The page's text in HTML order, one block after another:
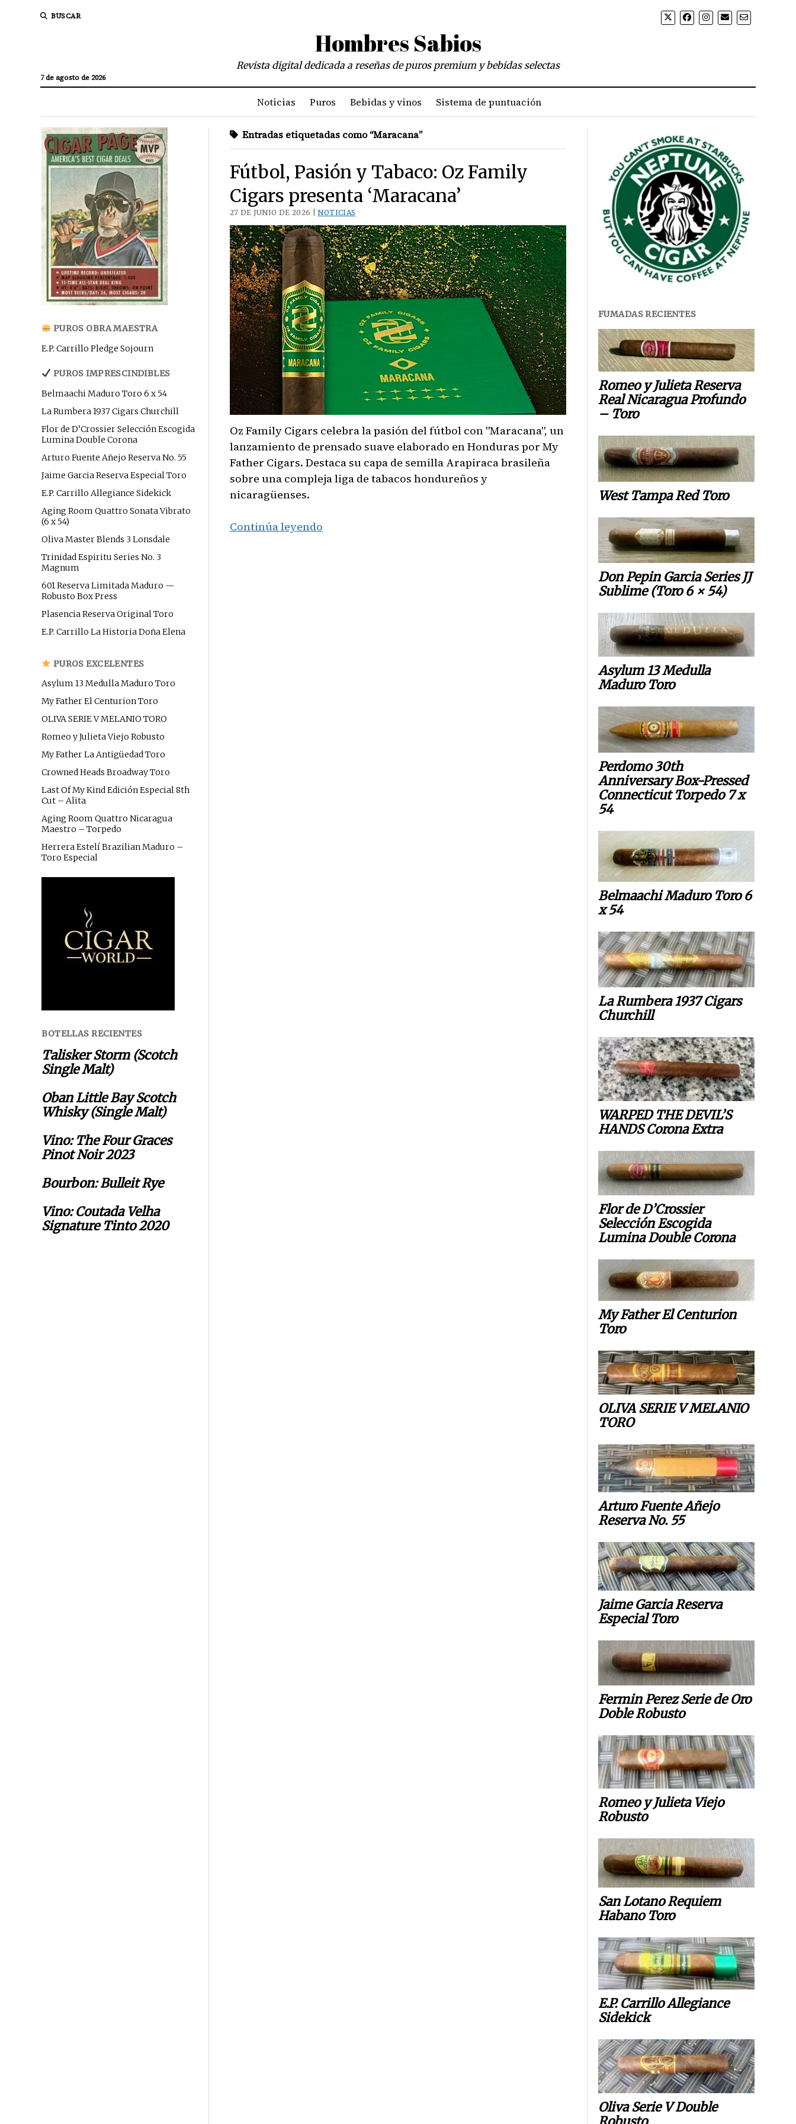
BUSCAR
Hombres Sabios
7 de agosto de 2026
Revista digital dedicada a reseñas de puros premium y bebidas selectas
Noticias Puros Bebidas y vinos Sistema de puntuación
PUROS OBRA MAESTRA
E.P. Carrillo Pledge Sojourn
PUROS IMPRESCINDIBLES
Belmaachi Maduro Toro 6 x 54
La Rumbera 1937 Cigars Churchill
Flor de D’Crossier Selección Escogida
Lumina Double Corona
Arturo Fuente Añejo Reserva No. 55
Jaime Garcia Reserva Especial Toro
E.P. Carrillo Allegiance Sidekick
Aging Room Quattro Sonata Vibrato
(6 x 54)
Oliva Master Blends 3 Lonsdale
Trinidad Espiritu Series No. 3
Magnum
601 Reserva Limitada Maduro —
Robusto Box Press
Plasencia Reserva Original Toro
E.P. Carrillo La Historia Doña Elena
PUROS EXCELENTES
Asylum 13 Medulla Maduro Toro
My Father El Centurion Toro
OLIVA SERIE V MELANIO TORO
Romeo y Julieta Viejo Robusto
My Father La Antigüedad Toro
Crowned Heads Broadway Toro
Last Of My Kind Edición Especial 8th
Cut – Alita
Aging Room Quattro Nicaragua
Maestro – Torpedo
Herrera Estelí Brazilian Maduro –
Toro Especial
BOTELLAS RECIENTES
Talisker Storm (Scotch
Single Malt)
Oban Little Bay Scotch
Whisky (Single Malt)
Vino: The Four Graces
Pinot Noir 2023
Bourbon: Bulleit Rye
Vino: Coutada Velha
Signature Tinto 2020
Entradas etiquetadas como “Maracana”
Fútbol, Pasión y Tabaco: Oz Family
Cigars presenta ‘Maracana’
27 DE JUNIO DE 2026 |NOTICIAS
Oz Family Cigars celebra la pasión del fútbol con "Maracana", un
lanzamiento de prensado suave elaborado en Honduras por My
Father Cigars. Destaca su capa de semilla Arapiraca brasileña
sobre una compleja liga de tabacos hondureños y
nicaragüenses.
Continúa leyendoFútbol,
FUMADAS RECIENTES
Romeo y Julieta Reserva
Real Nicaragua Profundo
– Toro
West Tampa Red Toro
Don Pepin Garcia Series JJ
Sublime (Toro 6 × 54)
Asylum 13 Medulla
Maduro Toro
Perdomo 30th
Anniversary Box-Pressed
Connecticut Torpedo 7 x
54
Belmaachi Maduro Toro 6
x 54
La Rumbera 1937 Cigars
Churchill
WARPED THE DEVIL’S
HANDS Corona Extra
Flor de D’Crossier
Selección Escogida
Lumina Double Corona
My Father El Centurion
Toro
OLIVA SERIE V MELANIO
TORO
Arturo Fuente Añejo
Reserva No. 55
Jaime Garcia Reserva
Especial Toro
Fermin Perez Serie de Oro
Doble Robusto
Romeo y Julieta Viejo
Robusto
San Lotano Requiem
Habano Toro
E.P. Carrillo Allegiance
Sidekick
Oliva Serie V Double